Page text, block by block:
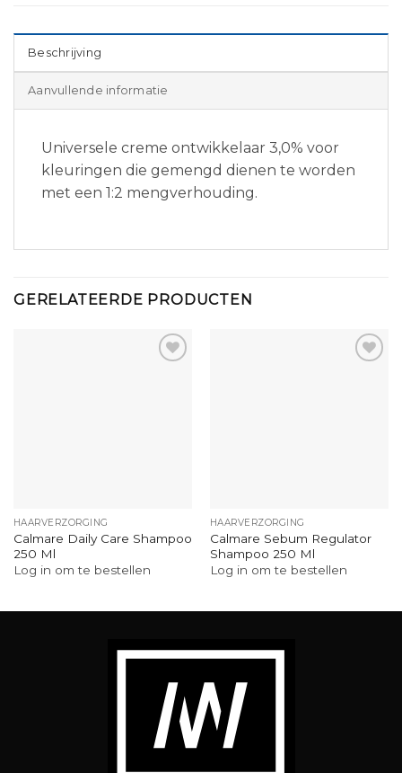
Beschrijving
Aanvullende informatie
Universele creme ontwikkelaar 3,0% voor
kleuringen die gemengd dienen te worden
met een 1:2 mengverhouding.
GERELATEERDE PRODUCTEN
HAARVERZORGING
Calmare Daily Care Shampoo
250 Ml
Log in om te bestellen
HAARVERZORGING
Calmare Sebum Regulator
Shampoo 250 Ml
Log in om te bestellen